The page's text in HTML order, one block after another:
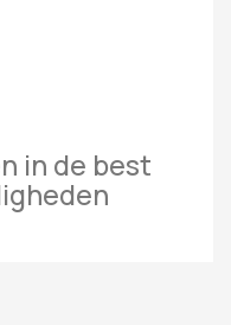
in de best